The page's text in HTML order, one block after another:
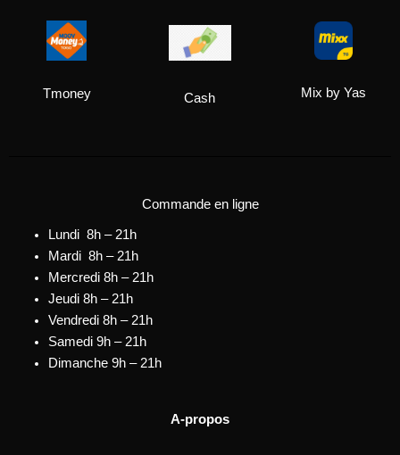
Tmoney Cash Mix by Yas
Commande en ligne
Lundi 8h – 21h
Mardi 8h – 21h
Mercredi 8h – 21h
Jeudi 8h – 21h
Vendredi 8h – 21h
Samedi 9h – 21h
Dimanche 9h – 21h
A-propos